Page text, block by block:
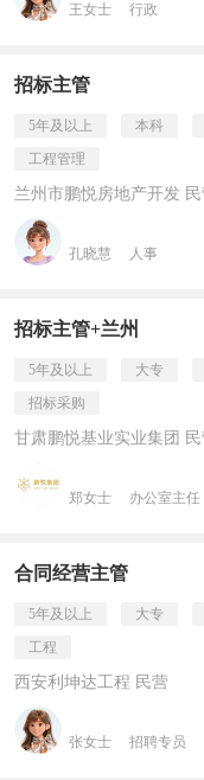
王女士 行政
招标主管
5年及以上 本科
工程管理
兰州市鹏悦房地产开发
孔晓慧 人事
招标主管+兰州
5年及以上 大专
招标采购
甘肃鹏悦基业实业集团
郑女士 办公室主任
合同经营主管
5年及以上 大专
工程
西安利坤达工程 民营
张女士 招聘专员